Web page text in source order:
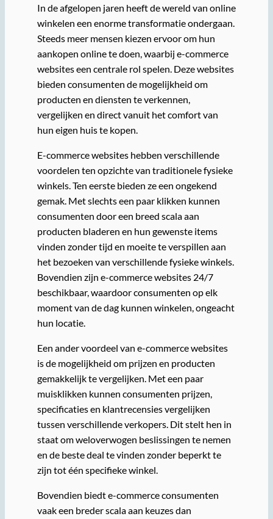
In de afgelopen jaren heeft de wereld van online
winkelen een enorme transformatie ondergaan.
Steeds meer mensen kiezen ervoor om hun
aankopen online te doen, waarbij e-commerce
websites een centrale rol spelen. Deze websites
bieden consumenten de mogelijkheid om
producten en diensten te verkennen,
vergelijken en direct vanuit het comfort van
hun eigen huis te kopen.
E-commerce websites hebben verschillende
voordelen ten opzichte van traditionele fysieke
winkels. Ten eerste bieden ze een ongekend
gemak. Met slechts een paar klikken kunnen
consumenten door een breed scala aan
producten bladeren en hun gewenste items
vinden zonder tijd en moeite te verspillen aan
het bezoeken van verschillende fysieke winkels.
Bovendien zijn e-commerce websites 24/7
beschikbaar, waardoor consumenten op elk
moment van de dag kunnen winkelen, ongeacht
hun locatie.
Een ander voordeel van e-commerce websites
is de mogelijkheid om prijzen en producten
gemakkelijk te vergelijken. Met een paar
muisklikken kunnen consumenten prijzen,
specificaties en klantrecensies vergelijken
tussen verschillende verkopers. Dit stelt hen in
staat om weloverwogen beslissingen te nemen
en de beste deal te vinden zonder beperkt te
zijn tot één specifieke winkel.
Bovendien biedt e-commerce consumenten
vaak een breder scala aan keuzes dan